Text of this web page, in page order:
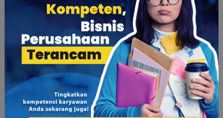
Setelah mengumpulkan data dari beberapa pokok penting
perencanaan, kemudian lakukan analisis untuk peningkatan
keterampilan. Memiliki lebih banyak informasi di awal
memberikan bekal untuk merencanakan dan melaksanakan
pelatihan dengan hasil yang sukses.
2. Menentukan tujuan pembelajaran
Seperti pada poin pertama, perencanaan yang matang akan
menentukan tujuan dan output yang ingin diperoleh.